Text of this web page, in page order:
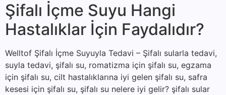
Şifalı İçme Suyu Hangi
Hastalıklar İçin Faydalıdır?
Welltof Şifalı İçme Suyuyla Tedavi – Şifalı sularla tedavi,
suyla tedavi, şifalı su, romatizma için şifalı su, egzama
için şifalı su, cilt hastalıklarına iyi gelen şifalı su, safra
kesesi için şifalı su, şifalı su nelere iyi gelir? şifalı sular